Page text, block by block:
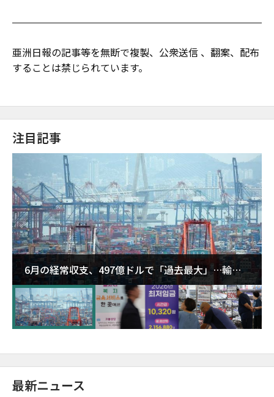
亜洲日報の記事等を無断で複製、公衆送信 、翻案、配布
することは禁じられています。
注目記事
6月の経常収支、497億ドルで「過去最大」…輸出
が初の1000億ドル突破
最新ニュース